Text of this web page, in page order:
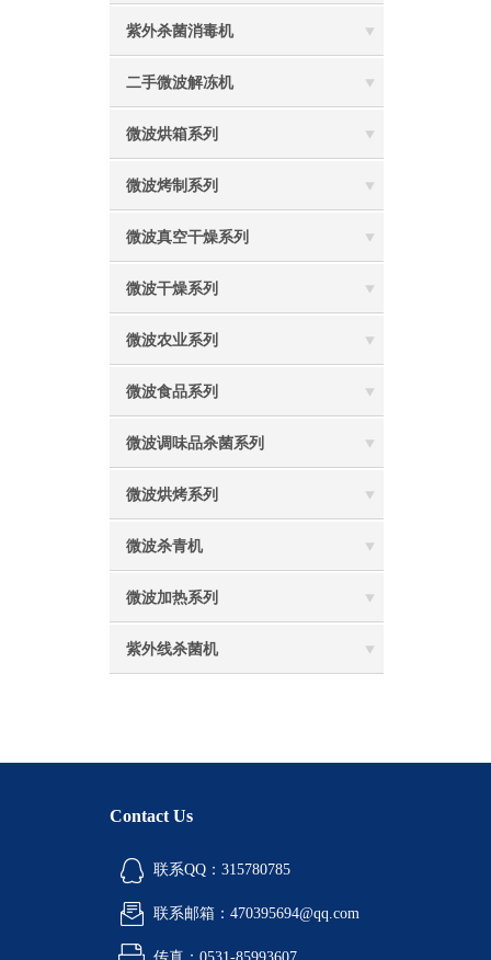
紫外杀菌消毒机
二手微波解冻机
微波烘箱系列
微波烤制系列
微波真空干燥系列
微波干燥系列
微波农业系列
微波食品系列
微波调味品杀菌系列
微波烘烤系列
微波杀青机
微波加热系列
紫外线杀菌机
Contact Us
联系QQ：315780785
联系邮箱：470395694@qq.com